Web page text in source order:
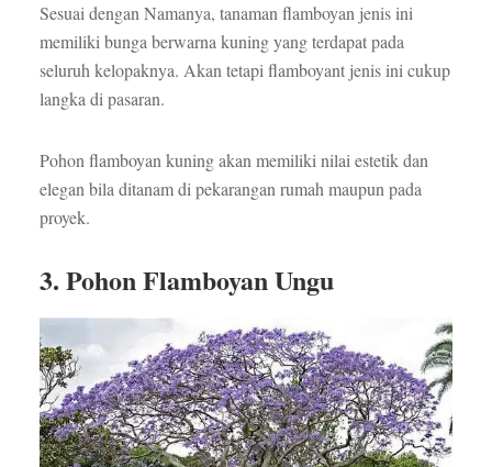
Sesuai dengan Namanya, tanaman flamboyan jenis ini
memiliki bunga berwarna kuning yang terdapat pada
seluruh kelopaknya. Akan tetapi flamboyant jenis ini cukup
langka di pasaran.
Pohon flamboyan kuning akan memiliki nilai estetik dan
elegan bila ditanam di pekarangan rumah maupun pada
proyek.
3. Pohon Flamboyan Ungu